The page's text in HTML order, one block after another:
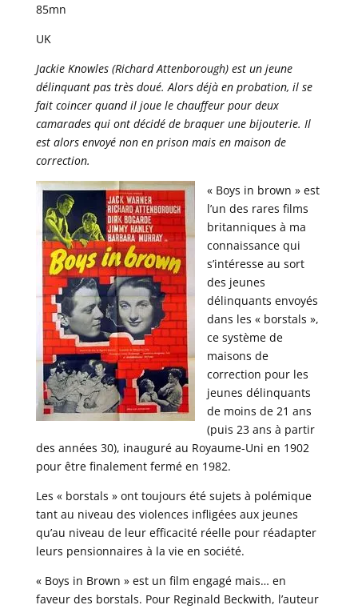
85mn
UK
Jackie Knowles (Richard Attenborough) est un jeune
délinquant pas très doué. Alors déjà en probation, il se
fait coincer quand il joue le chauffeur pour deux
camarades qui ont décidé de braquer une bijouterie. Il
est alors envoyé non en prison mais en maison de
correction.
« Boys in brown » est
l’un des rares films
britanniques à ma
connaissance qui
s’intéresse au sort
des jeunes
délinquants envoyés
dans les « borstals »,
ce système de
maisons de
correction pour les
jeunes délinquants
de moins de 21 ans
(puis 23 ans à partir
des années 30), inauguré au Royaume-Uni en 1902
pour être finalement fermé en 1982.
Les « borstals » ont toujours été sujets à polémique
tant au niveau des violences infligées aux jeunes
qu’au niveau de leur efficacité réelle pour réadapter
leurs pensionnaires à la vie en société.
« Boys in Brown » est un film engagé mais… en
faveur des borstals. Pour Reginald Beckwith, l’auteur